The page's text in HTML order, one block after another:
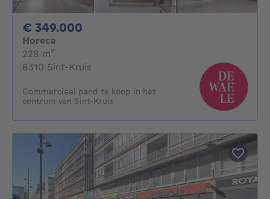
€ 349.000
Horeca
228 m²
8310 Sint-Kruis
Commercieel pand te koop in het
centrum van Sint-Kruis